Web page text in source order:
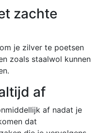
zachte
je zilver te poetsen
zoals staalwol kunnen
af
af nadat je
dat